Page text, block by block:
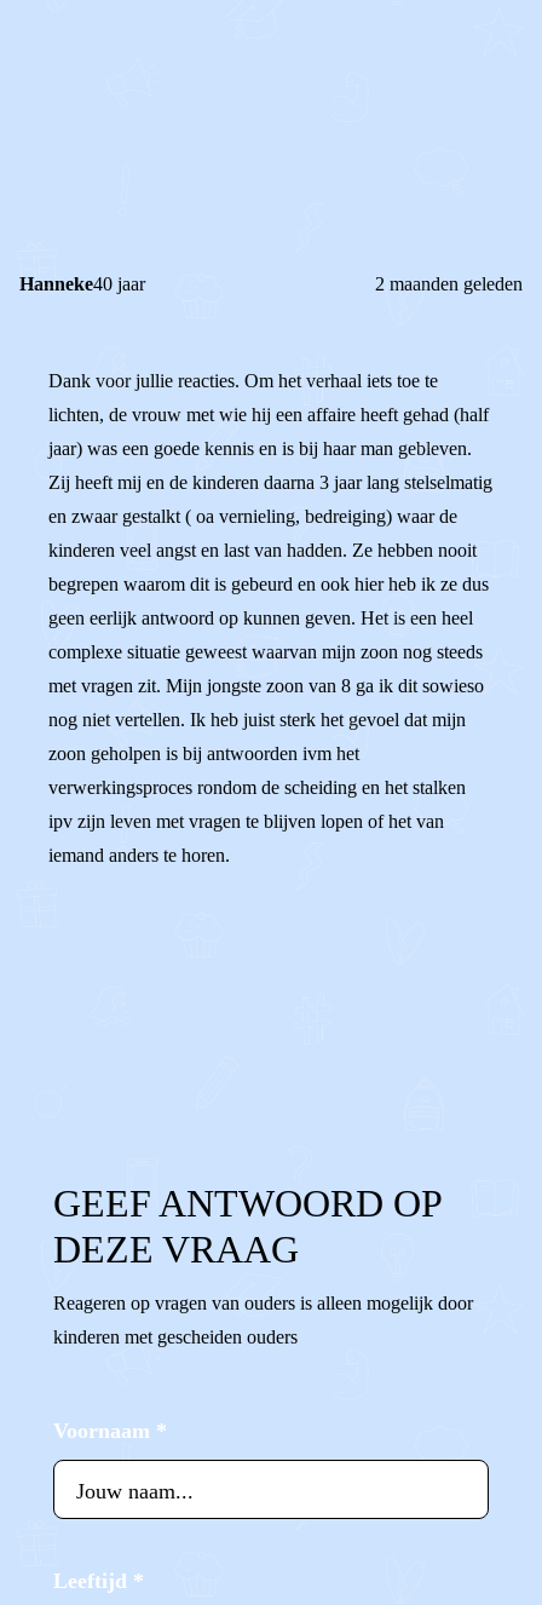
Hanneke40 jaar 2 maanden geleden
Dank voor jullie reacties. Om het verhaal iets toe te
lichten, de vrouw met wie hij een affaire heeft gehad (half
jaar) was een goede kennis en is bij haar man gebleven.
Zij heeft mij en de kinderen daarna 3 jaar lang stelselmatig
en zwaar gestalkt ( oa vernieling, bedreiging) waar de
kinderen veel angst en last van hadden. Ze hebben nooit
begrepen waarom dit is gebeurd en ook hier heb ik ze dus
geen eerlijk antwoord op kunnen geven. Het is een heel
complexe situatie geweest waarvan mijn zoon nog steeds
met vragen zit. Mijn jongste zoon van 8 ga ik dit sowieso
nog niet vertellen. Ik heb juist sterk het gevoel dat mijn
zoon geholpen is bij antwoorden ivm het
verwerkingsproces rondom de scheiding en het stalken
ipv zijn leven met vragen te blijven lopen of het van
iemand anders te horen.
GEEF ANTWOORD OP
DEZE VRAAG
Reageren op vragen van ouders is alleen mogelijk door
kinderen met gescheiden ouders
Voornaam *
Leeftijd *